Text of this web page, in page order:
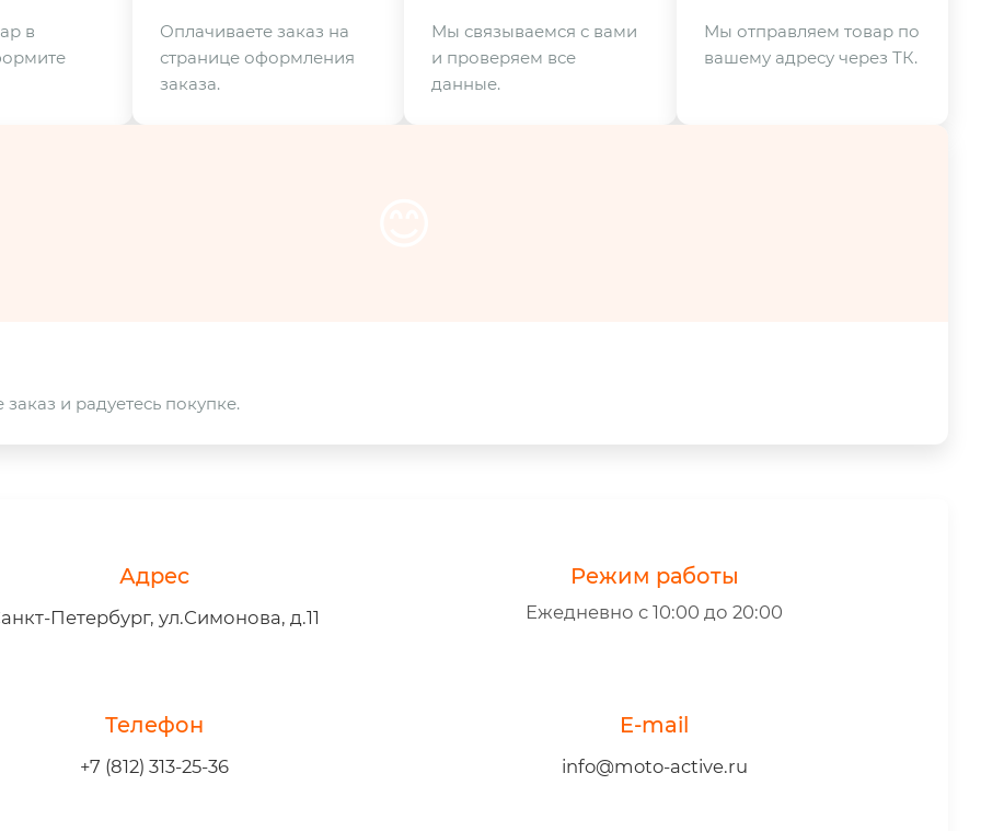
в
Оплачиваете заказ на
странице оформления
заказа.
Мы связываемся с вами
и проверяем все
данные.
Мы отправляем товар по
вашему адресу через ТК.
и радуетесь покупке.
Адрес
Петербург, ул.Симонова, д.11
Режим работы
Ежедневно с 10:00 до 20:00
Телефон
+7 (812) 313-25-36
E-mail
info@moto-active.ru